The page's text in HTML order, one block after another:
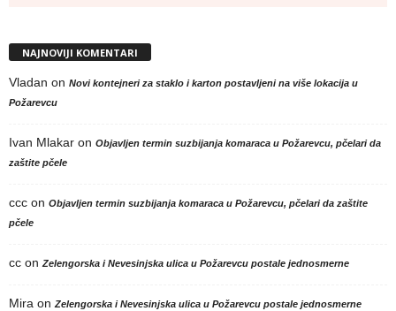
NAJNOVIJI KOMENTARI
Vladan on Novi kontejneri za staklo i karton postavljeni na više lokacija u
Požarevcu
Ivan Mlakar on Objavljen termin suzbijanja komaraca u Požarevcu, pčelari da
zaštite pčele
ccc on Objavljen termin suzbijanja komaraca u Požarevcu, pčelari da zaštite
pčele
cc on Zelengorska i Nevesinjska ulica u Požarevcu postale jednosmerne
Mira on Zelengorska i Nevesinjska ulica u Požarevcu postale jednosmerne